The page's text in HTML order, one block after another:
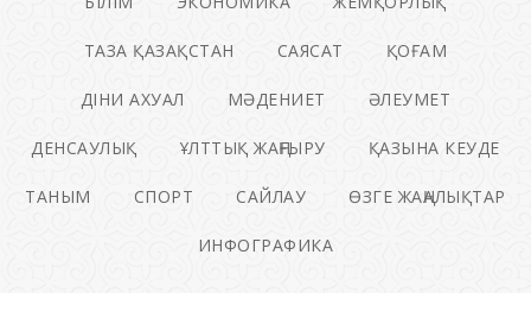
ТАЗА ҚАЗАҚСТАН САЯСАТ ҚОҒАМ
ДІНИ АХУАЛ МӘДЕНИЕТ ӘЛЕУМЕТ
ДЕНСАУЛЫҚ ҰЛТТЫҚ ЖАҢҒЫРУ ҚАЗЫНА КЕУДЕ
ТАНЫМ СПОРТ САЙЛАУ ӨЗГЕ ЖАҢАЛЫҚТАР
ИНФОГРАФИКА